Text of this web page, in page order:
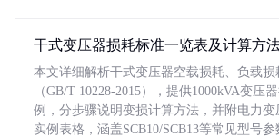
干式变压器损耗标准一览表及计算方
本文详细解析干式变压器空载损耗、负载
（GB/T 10228-2015），提供1000kVA变压
例，分步骤说明变损计算方法，并附电力
实例表格，涵盖SCB10/SCB13等常见型号